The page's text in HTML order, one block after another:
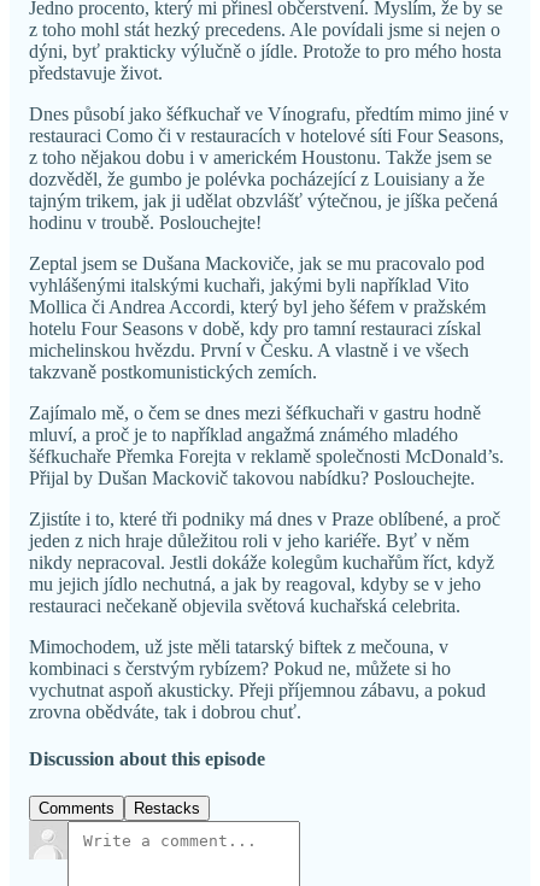
Jedno procento, který mi přinesl občerstvení. Myslím, že by se
z toho mohl stát hezký precedens. Ale povídali jsme si nejen o
dýni, byť prakticky výlučně o jídle. Protože to pro mého hosta
představuje život.
Dnes působí jako šéfkuchař ve Vínografu, předtím mimo jiné v
restauraci Como či v restauracích v hotelové síti Four Seasons,
z toho nějakou dobu i v americkém Houstonu. Takže jsem se
dozvěděl, že gumbo je polévka pocházející z Louisiany a že
tajným trikem, jak ji udělat obzvlášť výtečnou, je jíška pečená
hodinu v troubě. Poslouchejte!
Zeptal jsem se Dušana Mackoviče, jak se mu pracovalo pod
vyhlášenými italskými kuchaři, jakými byli například Vito
Mollica či Andrea Accordi, který byl jeho šéfem v pražském
hotelu Four Seasons v době, kdy pro tamní restauraci získal
michelinskou hvězdu. První v Česku. A vlastně i ve všech
takzvaně postkomunistických zemích.
Zajímalo mě, o čem se dnes mezi šéfkuchaři v gastru hodně
mluví, a proč je to například angažmá známého mladého
šéfkuchaře Přemka Forejta v reklamě společnosti McDonald’s.
Přijal by Dušan Mackovič takovou nabídku? Poslouchejte.
Zjistíte i to, které tři podniky má dnes v Praze oblíbené, a proč
jeden z nich hraje důležitou roli v jeho kariéře. Byť v něm
nikdy nepracoval. Jestli dokáže kolegům kuchařům říct, když
mu jejich jídlo nechutná, a jak by reagoval, kdyby se v jeho
restauraci nečekaně objevila světová kuchařská celebrita.
Mimochodem, už jste měli tatarský biftek z mečouna, v
kombinaci s čerstvým rybízem? Pokud ne, můžete si ho
vychutnat aspoň akusticky. Přeji příjemnou zábavu, a pokud
zrovna obědváte, tak i dobrou chuť.
Discussion about this episode
Comments Restacks